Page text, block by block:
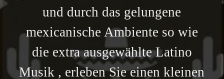
und durch das gelungene
mexicanische Ambiente so wie
die extra ausgewählte Latino
Musik , erleben Sie einen kleinen